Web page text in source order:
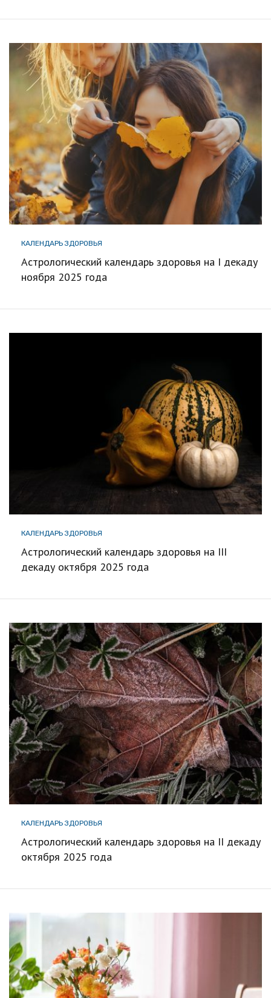
КАЛЕНДАРЬ ЗДОРОВЬЯ
Астрологический календарь здоровья на I декаду
ноября 2025 года
КАЛЕНДАРЬ ЗДОРОВЬЯ
Астрологический календарь здоровья на III
декаду октября 2025 года
КАЛЕНДАРЬ ЗДОРОВЬЯ
Астрологический календарь здоровья на II декаду
октября 2025 года